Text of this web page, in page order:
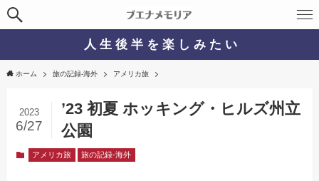
人 生 後 半 を 楽 し み た い
ホーム 旅の記録-海外 アメリカ旅
’23 初夏 ホッキング・ヒルズ州立
公園
2023
6/27
アメリカ旅 旅の記録-海外